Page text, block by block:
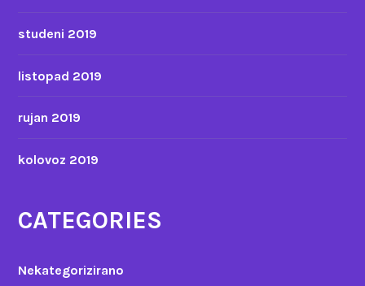
studeni 2019
listopad 2019
rujan 2019
kolovoz 2019
CATEGORIES
Nekategorizirano